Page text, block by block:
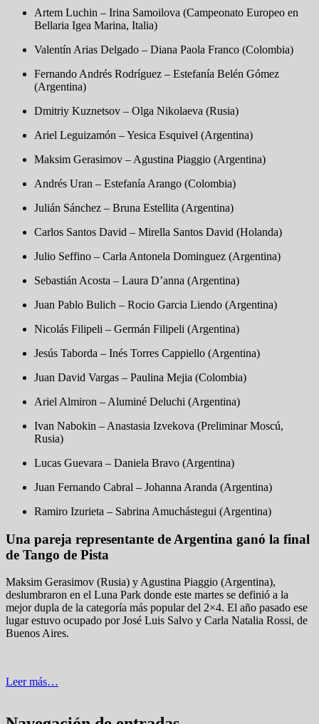
Artem Luchin – Irina Samoilova (Campeonato Europeo en
Bellaria Igea Marina, Italia)
Valentín Arias Delgado – Diana Paola Franco (Colombia)
Fernando Andrés Rodríguez – Estefanía Belén Gómez
(Argentina)
Dmitriy Kuznetsov – Olga Nikolaeva (Rusia)
Ariel Leguizamón – Yesica Esquivel (Argentina)
Maksim Gerasimov – Agustina Piaggio (Argentina)
Andrés Uran – Estefanía Arango (Colombia)
Julián Sánchez – Bruna Estellita (Argentina)
Carlos Santos David – Mirella Santos David (Holanda)
Julio Seffino – Carla Antonela Dominguez (Argentina)
Sebastián Acosta – Laura D’anna (Argentina)
Juan Pablo Bulich – Rocio Garcia Liendo (Argentina)
Nicolás Filipeli – Germán Filipeli (Argentina)
Jesús Taborda – Inés Torres Cappiello (Argentina)
Juan David Vargas – Paulina Mejia (Colombia)
Ariel Almiron – Aluminé Deluchi (Argentina)
Ivan Nabokin – Anastasia Izvekova (Preliminar Moscú,
Rusia)
Lucas Guevara – Daniela Bravo (Argentina)
Juan Fernando Cabral – Johanna Aranda (Argentina)
Ramiro Izurieta – Sabrina Amuchástegui (Argentina)
Una pareja representante de Argentina ganó la final
de Tango de Pista
Maksim Gerasimov (Rusia) y Agustina Piaggio (Argentina),
deslumbraron en el Luna Park donde este martes se definió a la
mejor dupla de la categoría más popular del 2×4. El año pasado ese
lugar estuvo ocupado por José Luis Salvo y Carla Natalia Rossi, de
Buenos Aires.
Leer más…